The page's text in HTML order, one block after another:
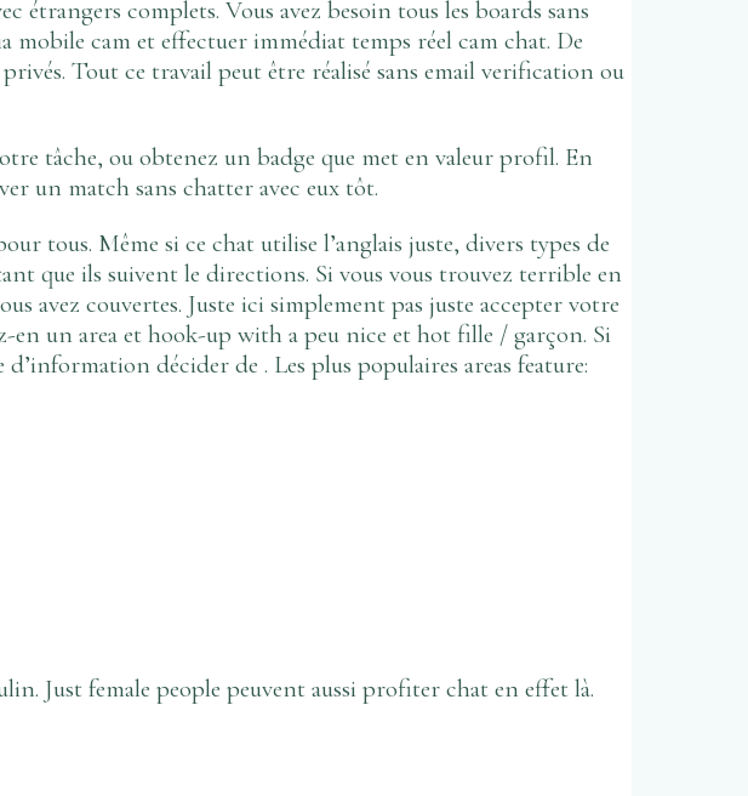
étrangers complets. Vous avez besoin tous les boards sans
cam et effectuer immédiat temps réel cam chat. De
Tout ce travail peut être réalisé sans email verification ou
tâche, ou obtenez un badge que met en valeur profil. En
un match sans chatter avec eux tôt.
tous. Même si ce chat utilise l’anglais juste, divers types de
que ils suivent le directions. Si vous vous trouvez terrible en
avez couvertes. Juste ici simplement pas juste accepter votre
en un area et hook-up with a peu nice et hot fille / garçon. Si
décider de . Les plus populaires areas feature:
Just female people peuvent aussi profiter chat en effet là.